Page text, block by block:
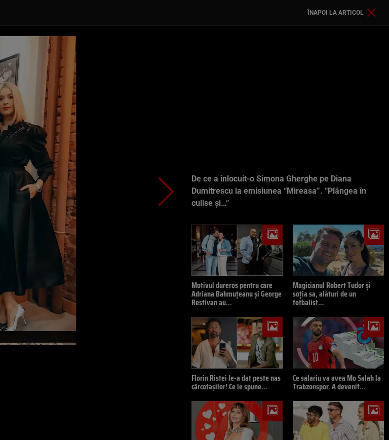
ÎNAPOI LA ARTICOL
De ce a înlocuit-o Simona Gherghe pe Diana
Dumitrescu la emisiunea “Mireasa”. “Plângea în
culise și…”
Motivul dureros pentru care
Adriana Bahmuțeanu și George
Restivan au…
Magicianul Robert Tudor și
soția sa, alături de un
fotbalist…
Florin Ristei le-a dat peste nas
cârcotașilor! Ce le spune…
Ce salariu va avea Mo Salah la
Trabzonspor. A devenit…